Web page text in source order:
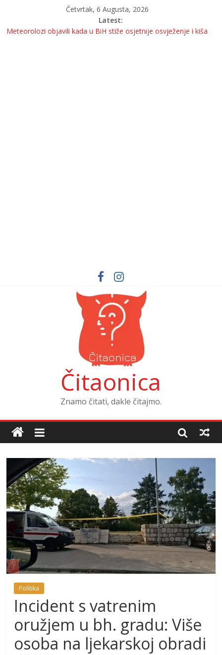
Četvrtak, 6 Augusta, 2026
Latest:
Meteorolozi objavili kada u BiH stiže osjetnije osvježenje i kiša
Čitaonica
Znamo čitati, dakle čitajmo.
Politika
Incident s vatrenim
oružjem u bh. gradu: Više
osoba na ljekarskoj obradi